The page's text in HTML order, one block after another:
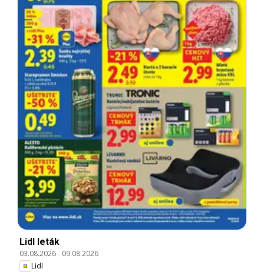
Lidl leták
03.08.2026- 09.08.2026
Lidl